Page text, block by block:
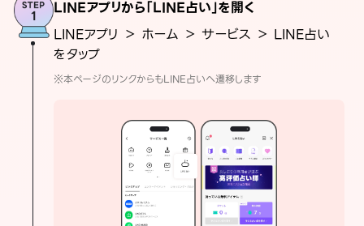
LINEアプリから「LINE占い」を開く
LINEアプリ ＞ ホーム ＞ サービス ＞ LINE占い
をタップ
※本ページのリンクからもLINE占いへ遷移します